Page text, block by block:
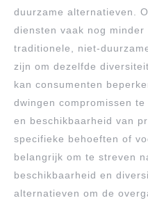
duurzame alternatieven.
diensten vaak nog minder
traditionele, niet-
zijn om dezelfde
kan consumenten
dwingen compromissen
en beschikbaarheid van
specifieke behoeften of
belangrijk om te streven
beschikbaarheid en
alternatieven om de